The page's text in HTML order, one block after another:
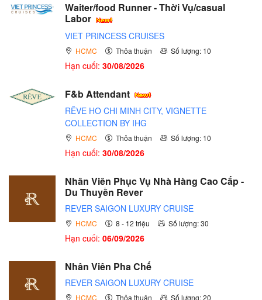
Waiter/food Runner - Thời Vụ/casual
Labor
VIET PRINCESS CRUISES
HCMC Thỏa thuận Số lượng: 10
Hạn cuối: 30/08/2026
F&b Attendant
RÊVE HO CHI MINH CITY, VIGNETTE
COLLECTION BY IHG
HCMC Thỏa thuận Số lượng: 10
Hạn cuối: 30/08/2026
Nhân Viên Phục Vụ Nhà Hàng Cao Cấp -
Du Thuyền Rever
REVER SAIGON LUXURY CRUISE
HCMC 8 - 12 triệu Số lượng: 30
Hạn cuối: 06/09/2026
Nhân Viên Pha Chế
REVER SAIGON LUXURY CRUISE
HCMC Thỏa thuận Số lượng: 20